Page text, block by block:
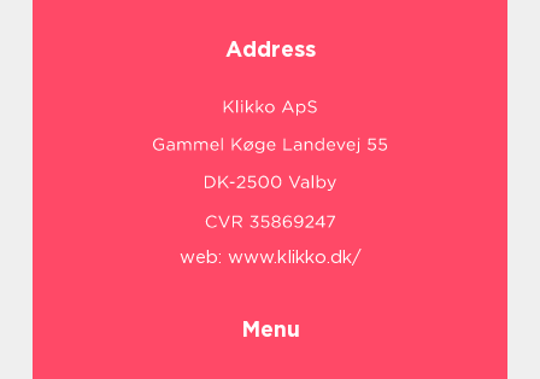
Address
web: www.klikko.dk/
Menu